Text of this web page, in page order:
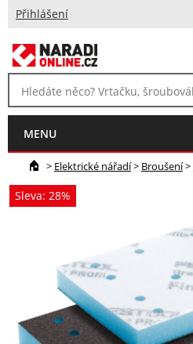
Přihlášení
MENU
> Elektrické nářadí> Broušení>
Sleva: 28%